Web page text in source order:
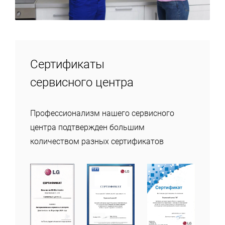
Сертификаты
сервисного центра
Профессионализм нашего сервисного
центра подтвержден большим
количеством разных сертификатов